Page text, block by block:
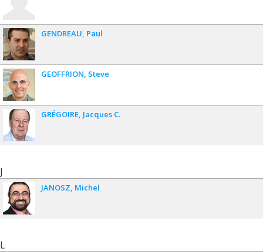
GENDREAU Paul
GEOFFRION Steve
GRÉGOIRE Jacques C.
J
JANOSZ Michel
L